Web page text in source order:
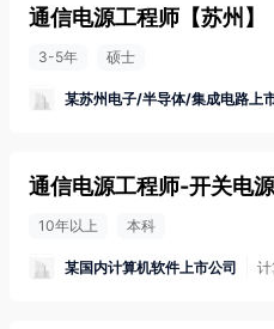
通信电源工程师 【苏州 】
3-5年 硕士
某苏州电子/半导体/集成电路上
通信电源工程师-开关电
10年以上 本科
某国内计算机软件上市公司